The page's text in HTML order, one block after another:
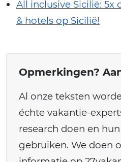
All inclusive Sicilië: 5x
& hotels op Sicilië!
Opmerkingen?
Al onze teksten
échte vakantie-
research doen en
gebruiken. We doen